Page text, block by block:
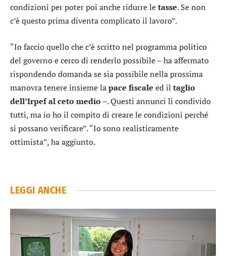
condizioni per poter poi anche ridurre letasse. Se non
c’è questo prima diventa complicato il lavoro”.
“Io faccio quello che c’è scritto nel programma politico
del governo e cerco di renderlo possibile – ha affermato
rispondendo domanda se sia possibile nella prossima
manovra tenere insieme lapace fiscale ed il taglio
dell’Irpef al ceto medio –. Questi annunci li condivido
tutti, ma io ho il compito di creare le condizioni perché
si possano verificare”. “Io sono realisticamente
ottimista”, ha aggiunto.
LEGGI ANCHE